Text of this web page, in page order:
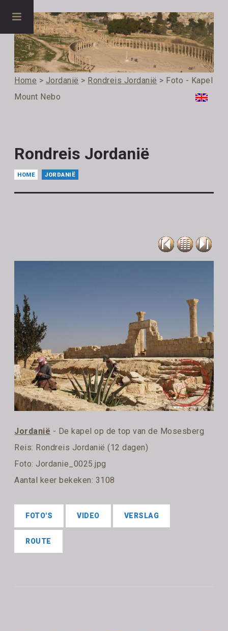
Home > Jordanië > Rondreis Jordanië > Foto - Kapel
Mount Nebo
Rondreis Jordanië
HOME JORDANIË
Jordanië - De kapel op de top van de Mosesberg
Reis: Rondreis Jordanië (12 dagen)
Foto: Jordanie_0025.jpg
Aantal keer bekeken: 3108
FOTO'S VIDEO VERSLAG
ROUTE